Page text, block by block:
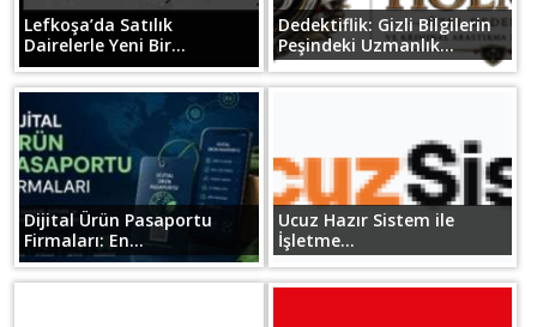
Lefkoşa’da Satılık
Dairelerle Yeni Bir...
Dedektiflik: Gizli Bilgilerin
Peşindeki Uzmanlık...
Dijital Ürün Pasaportu
Firmaları: En...
Ucuz Hazır Sistem ile
İşletme...